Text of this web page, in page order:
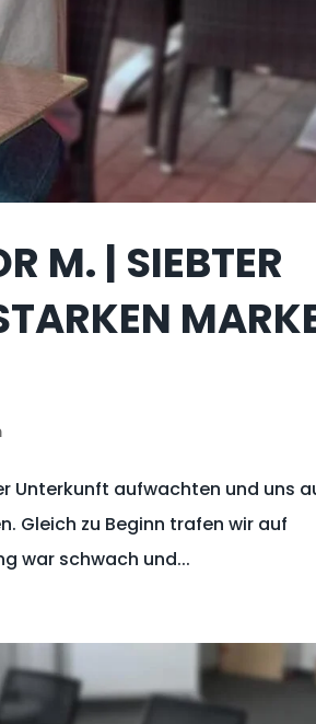
M. | SIEBTER
Unterkunft aufwachten und uns
Gleich zu Beginn trafen wir auf
war schwach und...